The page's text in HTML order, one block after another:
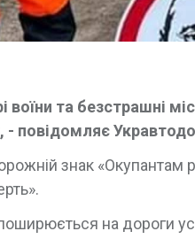
воїни та безстрашні
- повідомляє
знак «Окупантам
на дороги